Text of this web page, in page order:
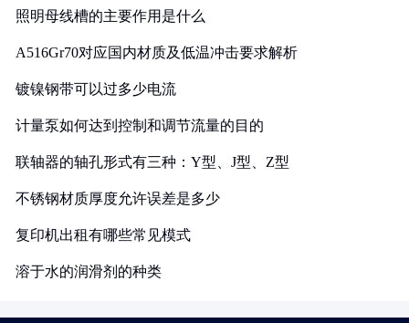
照明母线槽的主要作用是什么
A516Gr70对应国内材质及低温冲击要求解析
镀镍钢带可以过多少电流
计量泵如何达到控制和调节流量的目的
联轴器的轴孔形式有三种：Y型、J型、Z型
不锈钢材质厚度允许误差是多少
复印机出租有哪些常见模式
溶于水的润滑剂的种类